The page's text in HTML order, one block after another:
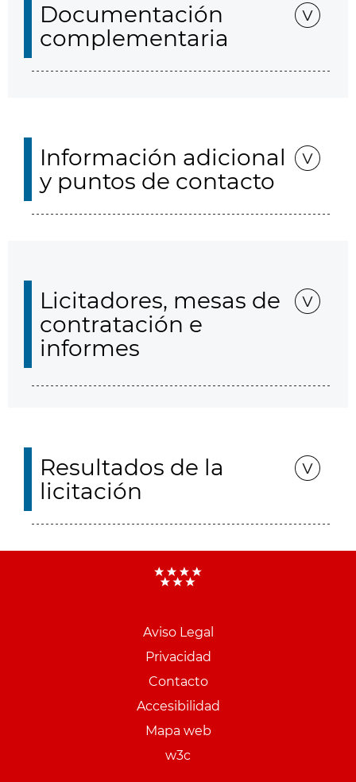
Documentación
complementaria
Información adicional
y puntos de contacto
Licitadores, mesas de
contratación e
informes
Resultados de la
licitación
Aviso Legal
Privacidad
Contacto
Accesibilidad
Mapa web
w3c